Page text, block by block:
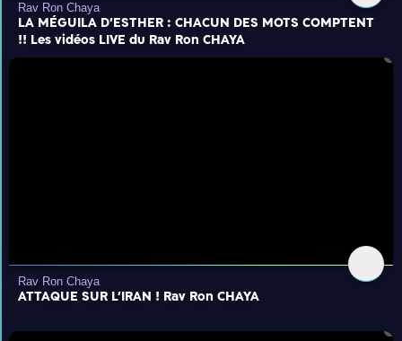
Rav Ron Chaya
LA MÉGUILA D'ESTHER : CHACUN DES MOTS COMPTENT
!! Les vidéos LIVE du Rav Ron CHAYA
Rav Ron Chaya
ATTAQUE SUR L'IRAN ! Rav Ron CHAYA